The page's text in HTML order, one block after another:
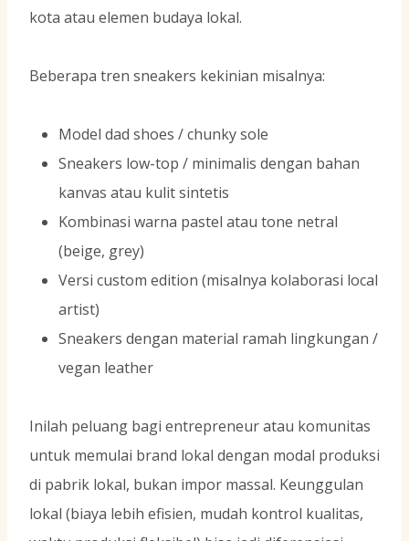
kota atau elemen budaya lokal.
Beberapa tren sneakers kekinian misalnya:
Model dad shoes / chunky sole
Sneakers low-top / minimalis dengan bahan
kanvas atau kulit sintetis
Kombinasi warna pastel atau tone netral
(beige, grey)
Versi custom edition (misalnya kolaborasi local
artist)
Sneakers dengan material ramah lingkungan /
vegan leather
Inilah peluang bagi entrepreneur atau komunitas
untuk memulai brand lokal dengan modal produksi
di pabrik lokal, bukan impor massal. Keunggulan
lokal (biaya lebih efisien, mudah kontrol kualitas,